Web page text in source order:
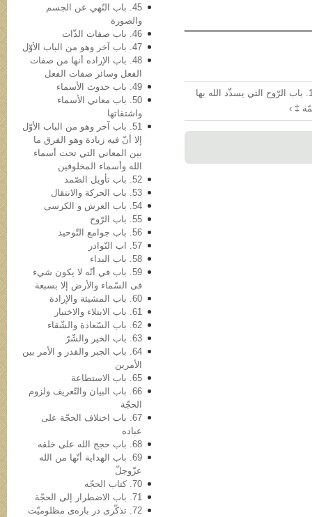
124. باب الرّوح التي یسدِّد الله بها
‡ ›
45. باب النّهي عن الجسم
والصورة
46. باب صفات الذّات
47. باب آخر وهو من الباب الأوّل
48. باب الإراده أنها من صفات
الفعل وسائر صفات الفعل
49. باب حدوث الأسماء
50. باب معاني الأسماء
واشتقاتها
51. باب آخر وهو من الباب الأوّل
إلا أنّ فیه زیادة وهو الفرق ما
بین المعاني التي تحت أسماء
الله وأسماء المخلوقین
52. باب تأویل الصّمد
53. باب الحرکة والانتقال
54. باب العرش و الکرسی
55. باب الرّوح
56. باب جوامع التّوحید
57. اب النّوادر
58. باب البداء
59. باب في أنّه لا یکون شيء
فی السّماء والأرض إلا بسبعة
60. باب المشیئة والإرادة
61. باب الابتلاء والاختبار
62. باب السّعادة والشّقاء
63. باب الخیر والشّرّ
64. باب الجبر والقدر و الأمر بین
الأمرین
65. باب الاستطاعة
66. باب البیان والتّعریف ولزوم
الحجّة
67. باب اختلاف الحجّة على
عباده
68. باب حجج الله علی خلقه
69. باب الهدایة أنّها من الله
عزّوجلّ
70. کتاب الحجّه
71. باب الاضطرار إلى الحجّة
72. تذکّری در باره‌ی مظلومیّت